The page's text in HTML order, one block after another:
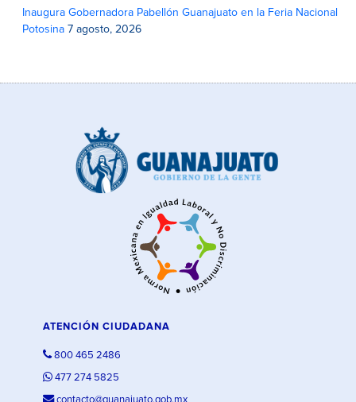
Inaugura Gobernadora Pabellón Guanajuato en la Feria Nacional
Potosina 7 agosto, 2026
ATENCIÓN CIUDADANA
800 465 2486
477 274 5825
contacto@guanajuato.gob.mx